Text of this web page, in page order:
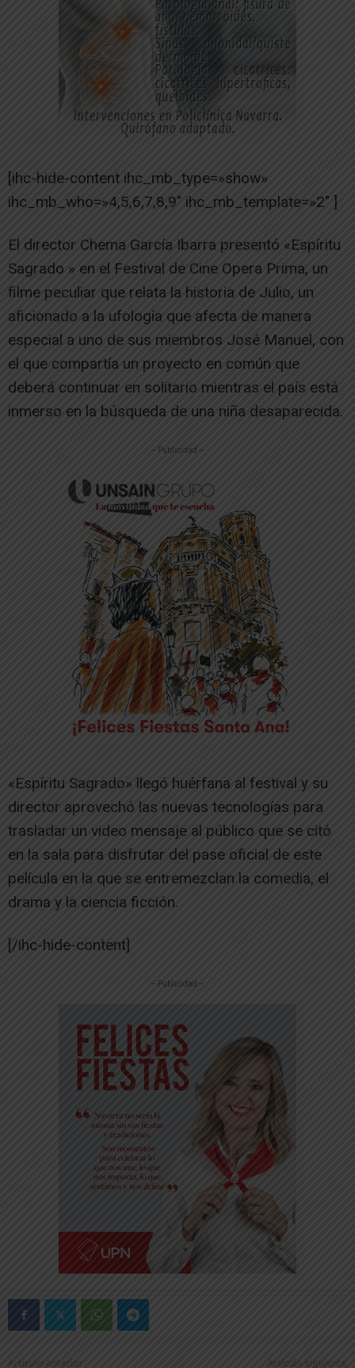
[ihc-hide-content ihc_mb_type=»show»
ihc_mb_who=»4,5,6,7,8,9″ ihc_mb_template=»2″ ]
El director Chema García Ibarra presentó «Espíritu
Sagrado » en el Festival de Cine Opera Prima, un
filme peculiar que relata la historia de Julio, un
aficionado a la ufología que afecta de manera
especial a uno de sus miembros José Manuel, con
el que compartía un proyecto en común que
deberá continuar en solitario mientras el país está
inmerso en la búsqueda de una niña desaparecida.
-- Publicidad --
«Espíritu Sagrado» llegó huérfana al festival y su
director aprovechó las nuevas tecnologías para
trasladar un video mensaje al público que se citó
en la sala para disfrutar del pase oficial de este
película en la que se entremezclan la comedia, el
drama y la ciencia ficción.
[/ihc-hide-content]
-- Publicidad --
Artículo anterior Artículo siguiente